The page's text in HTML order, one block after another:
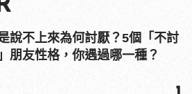
說不上來為何討厭？5個「不討
朋友性格，你遇過哪一種？